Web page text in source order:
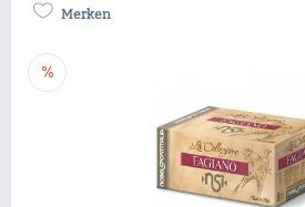
Merken